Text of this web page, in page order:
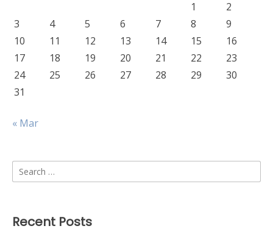
1
2
3
4 5 6 7 8
9
10
11 12 13 14 15
16
17
18 19 20 21 22
23
24
25 26 27 28 29
30
31
« Mar
Search
for:
Recent Posts